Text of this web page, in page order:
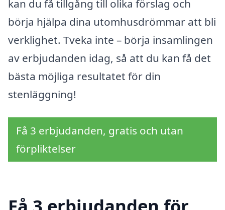
kan du få tillgång till olika förslag och
börja hjälpa dina utomhusdrömmar att bli
verklighet. Tveka inte – börja insamlingen
av erbjudanden idag, så att du kan få det
bästa möjliga resultatet för din
stenläggning!
Få 3 erbjudanden, gratis och utan
förpliktelser